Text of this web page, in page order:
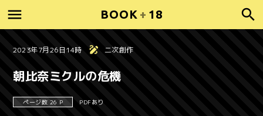
BOOK + 18
2023年7月26日14時 二次創作
朝比奈ミクルの危機
ページ数 26 P PDFあり